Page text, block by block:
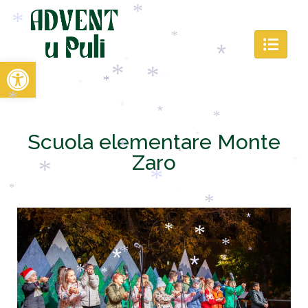
Open toolbar
Scuola elementare Monte
Zaro
*
*
*
* *
*
*
*
*
*
*
*
*
*
*
*
*
* *
*
*
*
*